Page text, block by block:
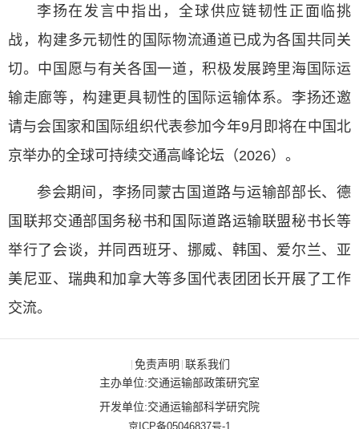
李扬在发言中指出，全球供应链韧性正面临挑
战，构建多元韧性的国际物流通道已成为各国共同关
切。中国愿与有关各国一道，积极发展跨里海国际运
输走廊等，构建更具韧性的国际运输体系。李扬还邀
请与会国家和国际组织代表参加今年9月即将在中国北
京举办的全球可持续交通高峰论坛（2026）。
参会期间，李扬同蒙古国道路与运输部部长、德
国联邦交通部国务秘书和国际道路运输联盟秘书长等
举行了会谈，并同西班牙、挪威、韩国、爱尔兰、亚
美尼亚、瑞典和加拿大等多国代表团团长开展了工作
交流。
| 免责声明 | 联系我们
主办单位:交通运输部政策研究室
开发单位:交通运输部科学研究院
京ICP备05046837号-1